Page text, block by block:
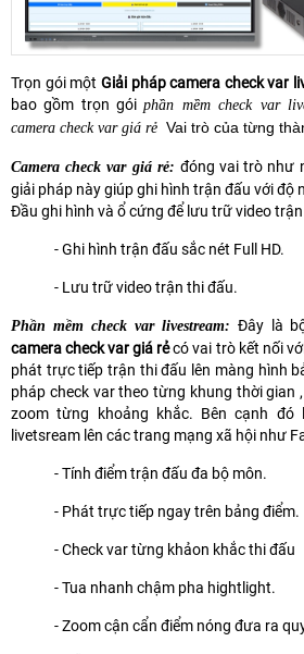
Trọn gói một Giải pháp camera check var
bao gồm trọn góiphần mềm check var
camera check var giá rẻ Vai trò của từng
Camera check var giá rẻ: đóng vai trò như
giải pháp này giúp ghi hình trận đấu với độ
Đầu ghi hình và ổ cứng để lưu trữ video
- Ghi hình trận đấu sắc nét Full HD.
- Lưu trữ video trận thi đấu.
Phần mềm check var livestream:Đây là
camera check var giá rẻcó vai trò kết nối
phát trực tiếp trận thi đấu lên màng hình
pháp check var theo từng khung thời gian
zoom từng khoảng khắc. Bên cạnh
livetsream lên các trang mạng xã hội như
- Tính điểm trận đấu đa bộ môn.
- Phát trực tiếp ngay trên bảng điểm.
- Check var từng khảon khắc thi đấu
- Tua nhanh chậm pha hightlight.
- Zoom cận cẩn điểm nóng đưa ra